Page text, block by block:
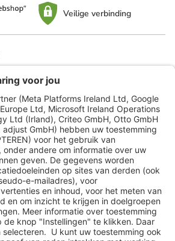
Veilige verbinding